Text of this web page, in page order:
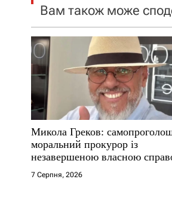
а
п
и
с
і
в
Вам також може
Микола Греков:
моральний прокурор із
незавершеною власною
7 Серпня, 2026